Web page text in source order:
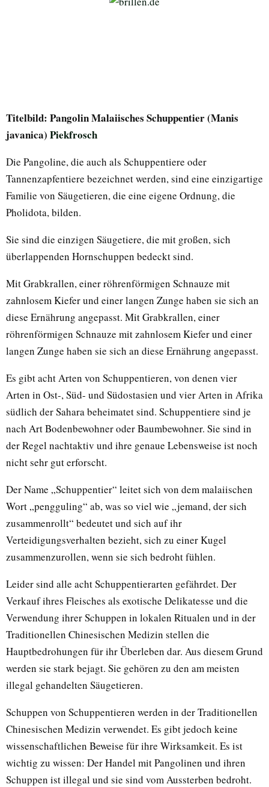
Titelbild: Pangolin Malaiisches Schuppentier (Manis
javanica) Piekfrosch
Die Pangoline, die auch als Schuppentiere oder
Tannenzapfentiere bezeichnet werden, sind eine einzigartige
Familie von Säugetieren, die eine eigene Ordnung, die
Pholidota, bilden.
Sie sind die einzigen Säugetiere, die mit großen, sich
überlappenden Hornschuppen bedeckt sind.
Mit Grabkrallen, einer röhrenförmigen Schnauze mit
zahnlosem Kiefer und einer langen Zunge haben sie sich an
diese Ernährung angepasst. Mit Grabkrallen, einer
röhrenförmigen Schnauze mit zahnlosem Kiefer und einer
langen Zunge haben sie sich an diese Ernährung angepasst.
Es gibt acht Arten von Schuppentieren, von denen vier
Arten in Ost-, Süd- und Südostasien und vier Arten in Afrika
südlich der Sahara beheimatet sind. Schuppentiere sind je
nach Art Bodenbewohner oder Baumbewohner. Sie sind in
der Regel nachtaktiv und ihre genaue Lebensweise ist noch
nicht sehr gut erforscht.
Der Name „Schuppentier“ leitet sich von dem malaiischen
Wort „pengguling“ ab, was so viel wie „jemand, der sich
zusammenrollt“ bedeutet und sich auf ihr
Verteidigungsverhalten bezieht, sich zu einer Kugel
zusammenzurollen, wenn sie sich bedroht fühlen.
Leider sind alle acht Schuppentierarten gefährdet. Der
Verkauf ihres Fleisches als exotische Delikatesse und die
Verwendung ihrer Schuppen in lokalen Ritualen und in der
Traditionellen Chinesischen Medizin stellen die
Hauptbedrohungen für ihr Überleben dar. Aus diesem Grund
werden sie stark bejagt. Sie gehören zu den am meisten
illegal gehandelten Säugetieren.
Schuppen von Schuppentieren werden in der Traditionellen
Chinesischen Medizin verwendet. Es gibt jedoch keine
wissenschaftlichen Beweise für ihre Wirksamkeit. Es ist
wichtig zu wissen: Der Handel mit Pangolinen und ihren
Schuppen ist illegal und sie sind vom Aussterben bedroht.